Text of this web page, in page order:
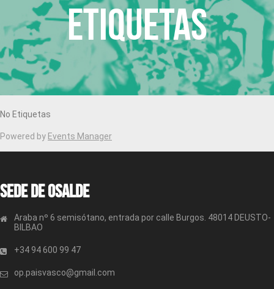
Etiquetas
No Etiquetas
Powered by Events Manager
Sede de OSALDE
Araba nº 6 semisótano, entrada por calle Burgos. 48014 DEUSTO-
BILBAO
+34 94 600 99 47
op.paisvasco@gmail.com